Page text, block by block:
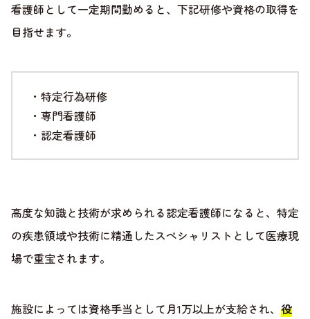
看護師として一定期間勤めると、下記研修や資格の取得を
目指せます。
・特定行為研修
・専門看護師
・認定看護師
高度な知識と技術が求められる認定看護師になると、特定
の疾患領域や技術に精通したスペシャリストとして医療現
場で重宝されます。
施設によっては資格手当として月1万以上が支給され、 役